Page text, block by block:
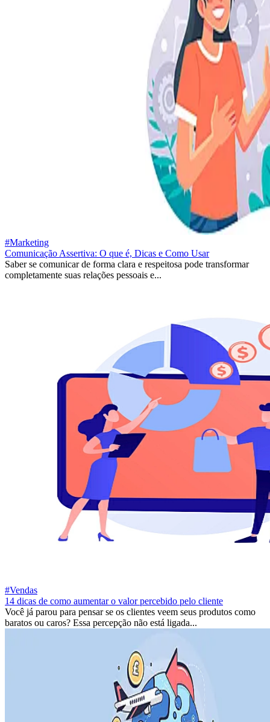
#Marketing
Comunicação Assertiva: O que é, Dicas e Como Usar
Saber se comunicar de forma clara e respeitosa pode transformar
completamente suas relações pessoais e...
#Vendas
14 dicas de como aumentar o valor percebido pelo cliente
Você já parou para pensar se os clientes veem seus produtos como
baratos ou caros? Essa percepção não está ligada...